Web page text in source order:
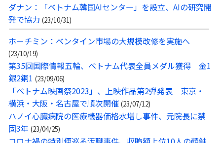
ダナン：「ベトナム韓国AIセンター」を設立、AIの研究開
発で協力 (23/10/31)
ホーチミン：ベンタイン市場の大規模改修を実施へ
(23/10/19)
第35回国際情報五輪、ベトナム代表全員メダル獲得 金1
銀2銅1 (23/09/06)
「ベトナム映画祭2023」、上映作品第2弾発表 東京・
横浜・大阪・名古屋で順次開催 (23/07/12)
ハノイ心臓病院の医療機器価格水増し事件、元院長に禁
固3年 (23/04/25)